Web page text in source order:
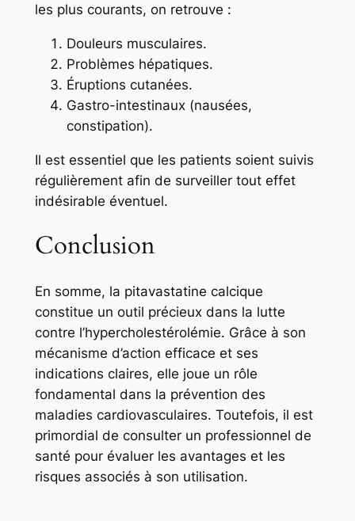
les plus courants, on retrouve :
Douleurs musculaires.
Problèmes hépatiques.
Éruptions cutanées.
Gastro-intestinaux (nausées,
constipation).
Il est essentiel que les patients soient suivis
régulièrement afin de surveiller tout effet
indésirable éventuel.
Conclusion
En somme, la pitavastatine calcique
constitue un outil précieux dans la lutte
contre l’hypercholestérolémie. Grâce à son
mécanisme d’action efficace et ses
indications claires, elle joue un rôle
fondamental dans la prévention des
maladies cardiovasculaires. Toutefois, il est
primordial de consulter un professionnel de
santé pour évaluer les avantages et les
risques associés à son utilisation.